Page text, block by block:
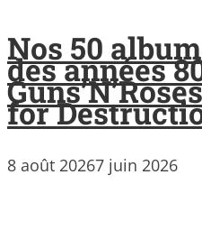
Nos 50
des années
for
8 août 20267 juin 2026